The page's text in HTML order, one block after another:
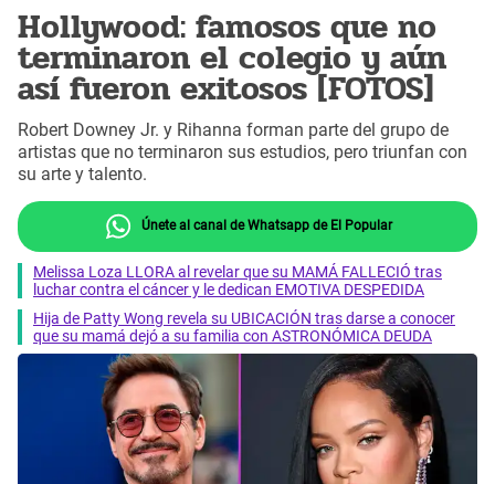
Hollywood: famosos que no
terminaron el colegio y aún
así fueron exitosos [FOTOS]
Robert Downey Jr. y Rihanna forman parte del grupo de
artistas que no terminaron sus estudios, pero triunfan con
su arte y talento.
Únete al canal de Whatsapp de El Popular
Melissa Loza LLORA al revelar que su MAMÁ FALLECIÓ tras
luchar contra el cáncer y le dedican EMOTIVA DESPEDIDA
Hija de Patty Wong revela su UBICACIÓN tras darse a conocer
que su mamá dejó a su familia con ASTRONÓMICA DEUDA